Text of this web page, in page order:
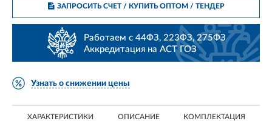
ЗАПРОСИТЬ СЧЕТ / КУПИТЬ ОПТОМ/ ТЕНДЕР
Работаем с 44ФЗ, 223ФЗ, 275ФЗ
Аккредитация на АСТ ГОЗ
Узнать о снижении цены
ХАРАКТЕРИСТИКИ ОПИСАНИЕ КОМПЛЕКТАЦИЯ